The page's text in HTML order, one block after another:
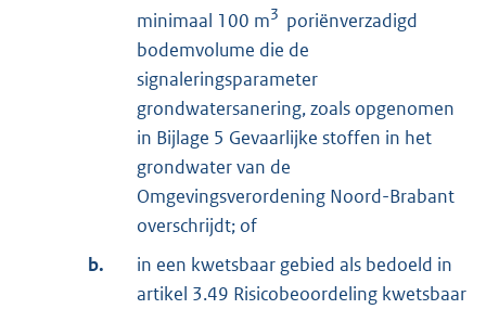
minimaal 100 m3 poriënverzadigd
bodemvolume die de
signaleringsparameter
grondwatersanering, zoals opgenomen
in Bijlage 5 Gevaarlijke stoffen in het
grondwater van de
Omgevingsverordening Noord-Brabant
overschrijdt; of
b.
in een kwetsbaar gebied als bedoeld in
artikel 3.49 Risicobeoordeling kwetsbaar